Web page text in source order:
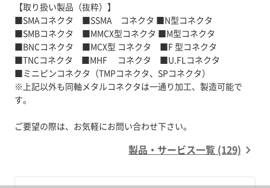
【取り扱い製品（抜粋）】
■SMAコネクタ ■SSMA コネクタ ■N型コネクタ
■SMBコネクタ ■MMCX型コネクタ ■M型コネクタ
■BNCコネクタ ■MCX型 コネクタ ■F 型コネクタ
■TNCコネクタ ■MHF コネクタ ■U.FLコネクタ
■ミニピンコネクタ（TMPコネクタ、SPコネクタ）
※上記以外も同軸メタルコネクタは一通り加工、製造可能で
す。
製品・サービス一覧 (129)